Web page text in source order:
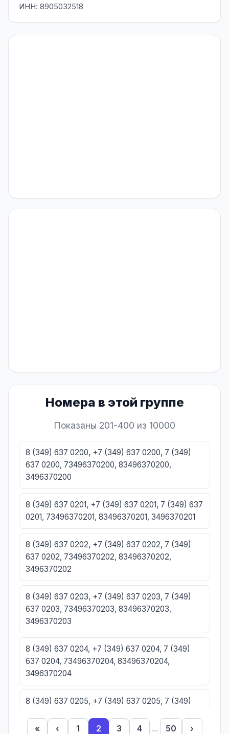
ИНН: 8905032518
Номера в этой группе
Показаны 201-400 из 10000
8 (349) 637 0200, +7 (349) 637 0200, 7 (349)
637 0200, 73496370200, 83496370200,
3496370200
8 (349) 637 0201, +7 (349) 637 0201, 7 (349) 637
0201, 73496370201, 83496370201, 3496370201
8 (349) 637 0202, +7 (349) 637 0202, 7 (349)
637 0202, 73496370202, 83496370202,
3496370202
8 (349) 637 0203, +7 (349) 637 0203, 7 (349)
637 0203, 73496370203, 83496370203,
3496370203
8 (349) 637 0204, +7 (349) 637 0204, 7 (349)
637 0204, 73496370204, 83496370204,
3496370204
8 (349) 637 0205, +7 (349) 637 0205, 7 (349)
3496370205
« ‹ 1 2 3 4 ... 50
›